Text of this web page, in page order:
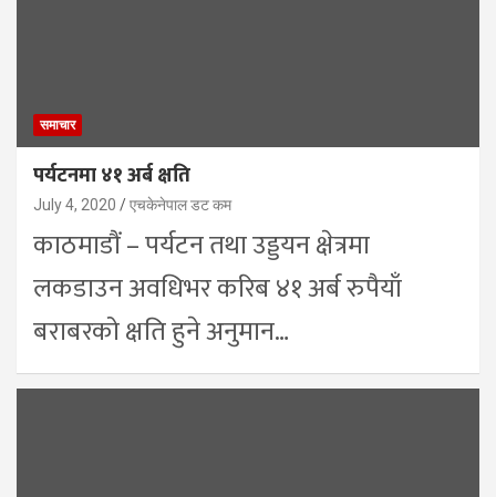
समाचार
पर्यटनमा ४१ अर्ब क्षति
July 4, 2020 एचकेनेपाल डट कम
काठमाडौं – पर्यटन तथा उड्डयन क्षेत्रमा
लकडाउन अवधिभर करिब ४१ अर्ब रुपैयाँ
बराबरको क्षति हुने अनुमान…